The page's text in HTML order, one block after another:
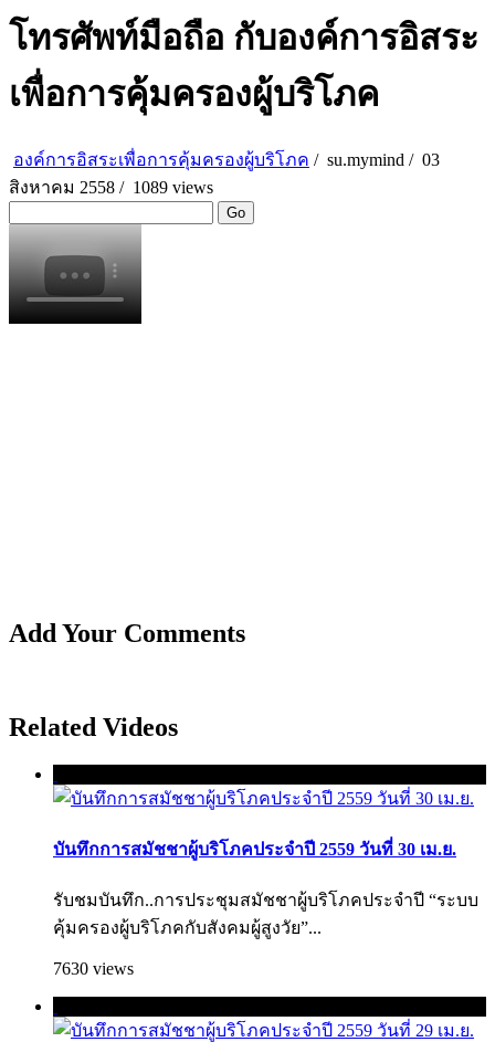
โทรศัพท์มือถือ กับองค์การอิสระ
เพื่อการคุ้มครองผู้บริโภค
องค์การอิสระเพื่อการคุ้มครองผู้บริโภค / su.mymind / 03
สิงหาคม 2558 / 1089 views
Go
Add Your Comments
Related Videos
บันทึกการสมัชชาผู้บริโภคประจำปี 2559 วันที่ 30 เม.ย.
รับชมบันทึก..การประชุมสมัชชาผู้บริโภคประจำปี “ระบบ
คุ้มครองผู้บริโภคกับสังคมผู้สูงวัย”...
7630 views